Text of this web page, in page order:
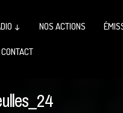
↓ NOS ACTIONS
CONTACT